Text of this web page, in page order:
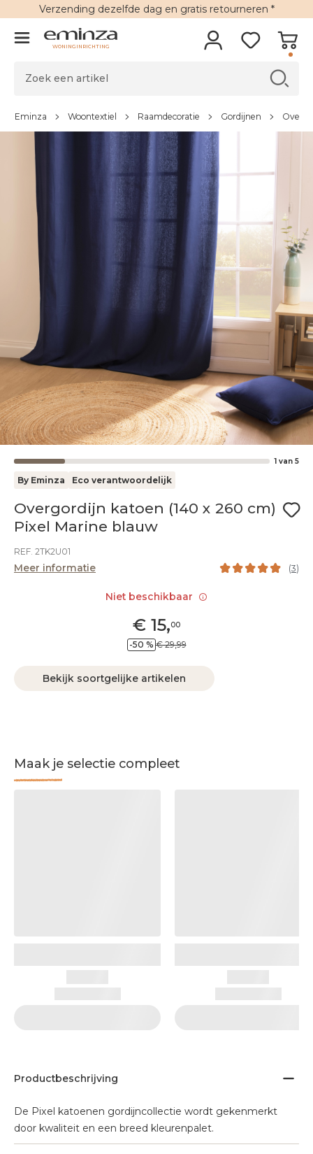
Verzending dezelfde dag en gratis retourneren *
WONINGINRICHTING
Eminza Woontextiel Raamdecoratie Gordijnen
1 van 5
By Eminza Eco verantwoordelijk
Overgordijn katoen (140 x 260 cm)
Pixel Marine blauw
REF. 2TK2U01
Meer informatie (3)
€ 15,00
-50 % € 29,99
Bekijk soortgelijke artikelen
Maak je selectie compleet
Productbeschrijving
De Pixel katoenen gordijncollectie wordt gekenmerkt
door kwaliteit en een breed kleurenpalet.